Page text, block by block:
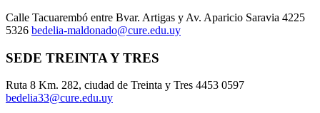
Calle Tacuarembó entre Bvar. Artigas y Av. Aparicio Saravia 4225
5326 bedelia-maldonado@cure.edu.uy
SEDE TREINTA Y TRES
Ruta 8 Km. 282, ciudad de Treinta y Tres 4453 0597
bedelia33@cure.edu.uy